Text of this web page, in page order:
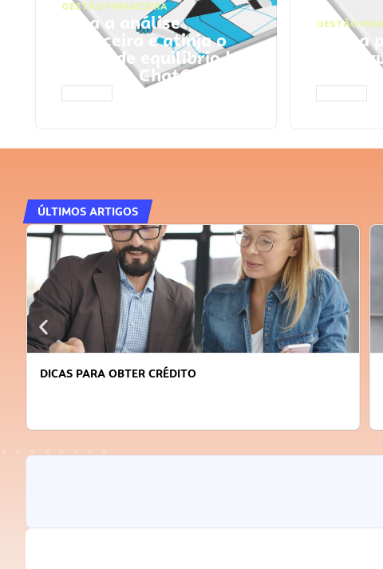
GESTÃO FINANCEIRA
Faça a análise
financeira e atinja o
ponto de equilíbrio |
Prompts ChatGPT
GESTÃO
Faça
seu
ÚLTIMOS ARTIGOS
DICAS PARA OBTER CRÉDITO